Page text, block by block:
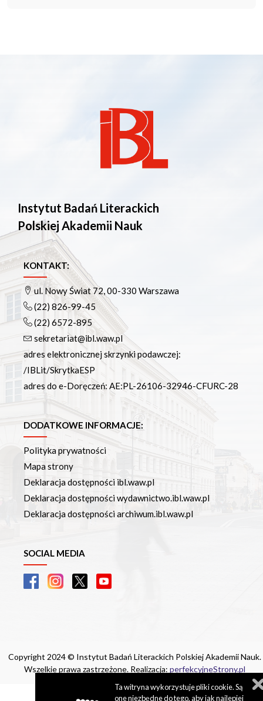
Instytut Badań Literackich
Polskiej Akademii Nauk
KONTAKT:
ul. Nowy Świat 72, 00-330 Warszawa
(22) 826-99-45
(22) 6572-895
sekretariat@ibl.waw.pl
adres elektronicznej skrzynki podawczej:
/IBLit/SkrytkaESP
adres do e-Doręczeń: AE:PL-26106-32946-CFURC-28
DODATKOWE INFORMACJE:
Polityka prywatności
Mapa strony
Deklaracja dostępności ibl.waw.pl
Deklaracja dostępności wydawnictwo.ibl.waw.pl
Deklaracja dostępności archiwum.ibl.waw.pl
SOCIAL MEDIA
Copyright 2024 © Instytut Badań Literackich Polskiej Akademii Nauk.
Wszelkie prawa zastrzeżone. Realizacja: perfekcyjneStrony.pl
Ta witryna wykorzystuje pliki cookie. Są
one niezbędne do tego, aby jak najlepiej